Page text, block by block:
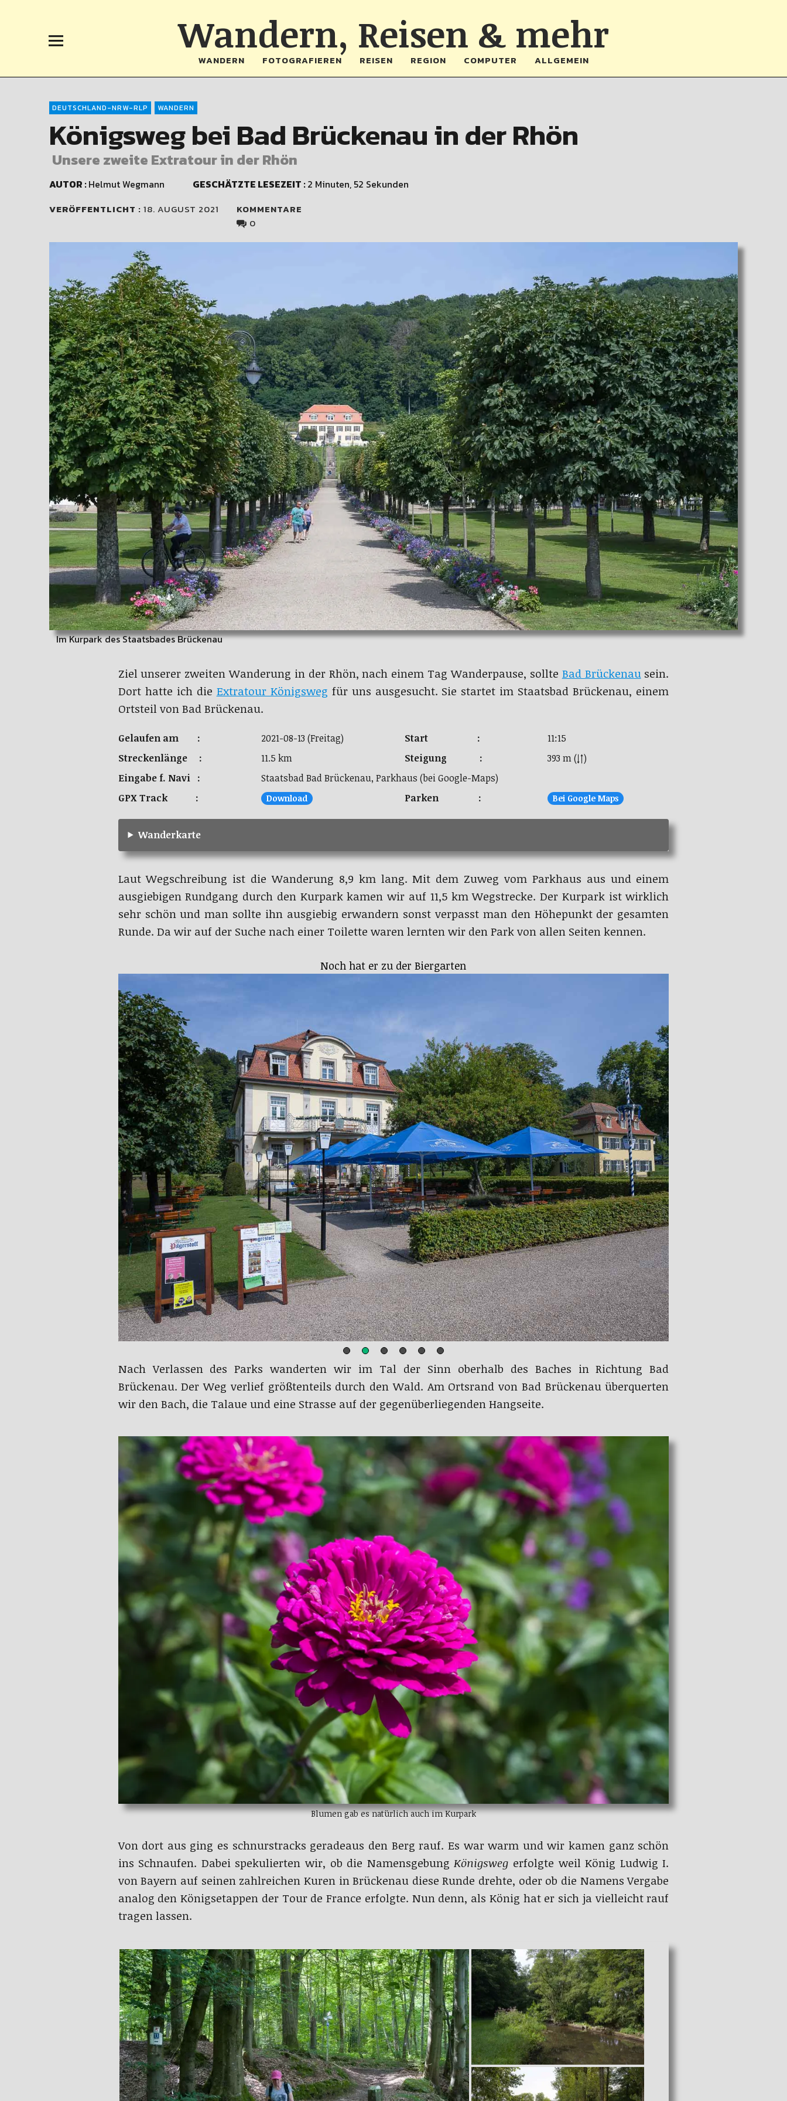
Wandern, Reisen & mehr
WANDERN FOTOGRAFIEREN REISEN REGION COMPUTER ALLGEMEIN
DEUTSCHLAND-NRW-RLP WANDERN
Königsweg bei Bad Brückenau in der Rhön
Unsere zweite Extratour in der Rhön
AUTOR :Helmut Wegmann GESCHÄTZTE LESEZEIT :2 Minuten, 52 Sekunden
VERÖFFENTLICHT : 18. AUGUST 2021
KOMMENTARE
0
Im Kurpark des Staatsbades Brückenau
Ziel unserer zweiten Wanderung in der Rhön, nach einem Tag Wanderpause, sollte Bad Brückenausein.
Dort hatte ich die Extratour Königsweg für uns ausgesucht. Sie startet im Staatsbad Brückenau, einem
Ortsteil von Bad Brückenau.
Gelaufen am : 2021-08-13 (Freitag) Start :
11:15
Streckenlänge :
11.5 km Steigung :
393 m (↓↑)
Eingabe f. Navi :
Staatsbad Bad Brückenau, Parkhaus (bei Google-Maps)
GPX Track :
Download Parken : Bei Google Maps
Wanderkarte
Laut Wegschreibung ist die Wanderung 8,9 km lang. Mit dem Zuweg vom Parkhaus aus und einem
ausgiebigen Rundgang durch den Kurpark kamen wir auf 11,5 km Wegstrecke. Der Kurpark ist wirklich
sehr schön und man sollte ihn ausgiebig erwandern sonst verpasst man den Höhepunkt der gesamten
Runde. Da wir auf der Suche nach einer Toilette waren lernten wir den Park von allen Seiten kennen.
Noch hat er zu der Biergarten
Nach Verlassen des Parks wanderten wir im Tal der Sinn oberhalb des Baches in Richtung Bad
Brückenau. Der Weg verlief größtenteils durch den Wald. Am Ortsrand von Bad Brückenau überquerten
wir den Bach, die Talaue und eine Strasse auf der gegenüberliegenden Hangseite.
Blumen gab es natürlich auch im Kurpark
Von dort aus ging es schnurstracks geradeaus den Berg rauf. Es war warm und wir kamen ganz schön
ins Schnaufen. Dabei spekulierten wir, ob die NamensgebungKönigsweg erfolgte weil König Ludwig I.
von Bayern auf seinen zahlreichen Kuren in Brückenau diese Runde drehte, oder ob die Namens Vergabe
analog den Königsetappen der Tour de France erfolgte. Nun denn, als König hat er sich ja vielleicht rauf
tragen lassen.